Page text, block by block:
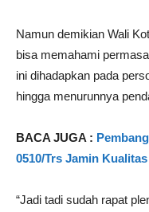
Namun demikian Wali
bisa memahami
ini dihadapkan pada
hingga menurunnya
BACA JUGA :
0510/Trs Jamin Kualitas
“Jadi tadi sudah rapat